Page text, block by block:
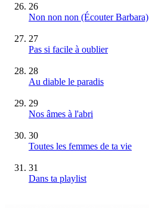
26
Non non non (Écouter Barbara)
27
Pas si facile à oublier
28
Au diable le paradis
29
Nos âmes à l'abri
30
Toutes les femmes de ta vie
31
Dans ta playlist